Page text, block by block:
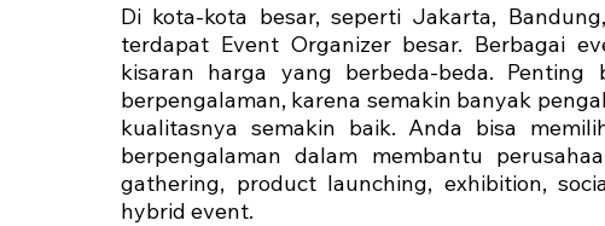
Di kota-kota besar, seperti Jakarta,
terdapat Event Organizer besar. Berbagai
kisaran harga yang berbeda-beda.
berpengalaman, karena semakin banyak
kualitasnya semakin baik. Anda bisa
berpengalaman dalam membantu
gathering, product launching, exhibition,
hybrid event.